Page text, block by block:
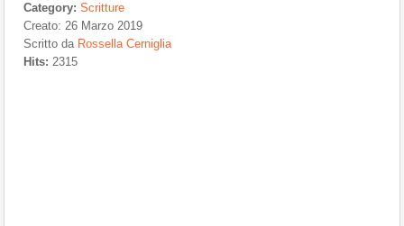
Category: Scritture
Creato: 26 Marzo 2019
Scritto da Rossella Cerniglia
Hits: 2315